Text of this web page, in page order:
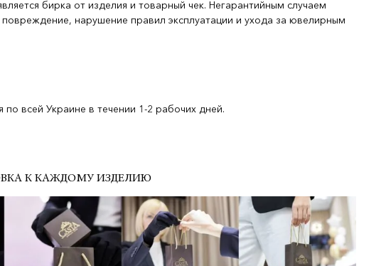
бирка от изделия и товарный чек. Негарантийным случаем
повреждение, нарушение правил эксплуатации и ухода за ювелирным
всей Украине в течении 1-2 рабочих дней.
К КАЖДОМУ ИЗДЕЛИЮ